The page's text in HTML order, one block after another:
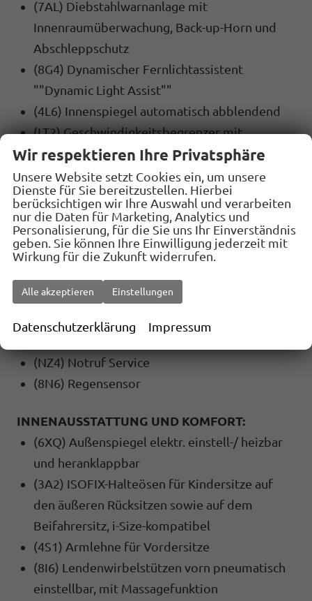
(7AL) Diebstahlwarnanlage mit
Innenraumüberwachung, Back-up-Horn und
Abschleppschutz
(8G4) Dynamischer Fernlichtassistent
""Dynamic Light Assist""
(4L6) Innenspiegel automatisch abblendend
(LT2) Geschwindigkeitsbegrenzer mit
vorausschauender Regelung
(2H5) Fahrprofilauswahl
(4UF) Airbag für Fahrer und Beifahrer, mit
Beifahrerairbag-Deaktivierung
(6C2) Seitenairbag vorn, mit Kopfairbag und
Interaktionsairbag vorn
(8J3) Notbremsassistent ""Front Assist"" mit
Fußgänger- und Radfahrererkennung
(7W2) Proaktives Insassenschutzsystem in
(NZ4) Notruf Service
(8N6) Regensensor
INNENAUSSTATTUNG UND KOMFORT:
(6XQ) Außenspiegel elektr. einstell-/ heizbar
und heranklappbar
(3A2) ISOFIX-Halteösen für Kindersitze auf
den äußeren Rücksitzen sowie auf dem
Beifahrersitz, i-Size-kompatibel
(4S1) Armlehne für Vordersitze
(8I6) Lendenwirbelstützen vorn pneumatisch
einstellbar, mit Massagefunktion
Wir respektieren Ihre Privatsphäre
Unsere Website setzt Cookies ein, um unsere
Dienste für Sie bereitzustellen. Hierbei
berücksichtigen wir Ihre Auswahl und verarbeiten
nur die Daten für Marketing, Analytics und
Personalisierung, für die Sie uns Ihr Einverständnis
geben. Sie können Ihre Einwilligung jederzeit mit
Wirkung für die Zukunft widerrufen.
Alle akzeptieren Einstellungen
Datenschutzerklärung Impressum